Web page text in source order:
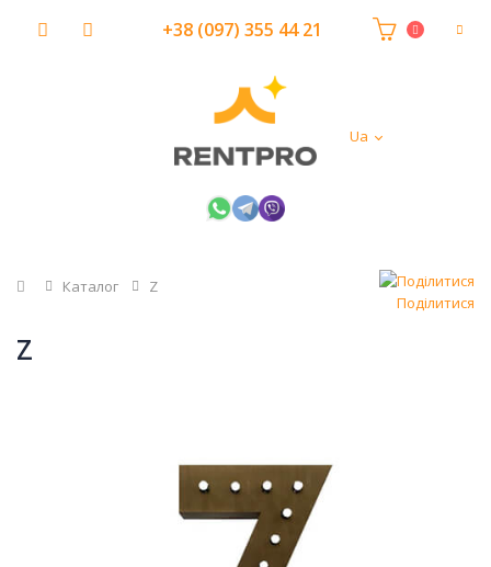
Ua
+38 (097) 355 44 21
Головна
Каталог
Z
Поділитися
Z